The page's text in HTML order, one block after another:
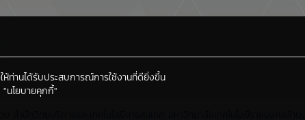
ห้ท่านได้รับประสบการณ์การใช้งานที่ดียิ่งขึ้น
"นโยบายคุกกี้"